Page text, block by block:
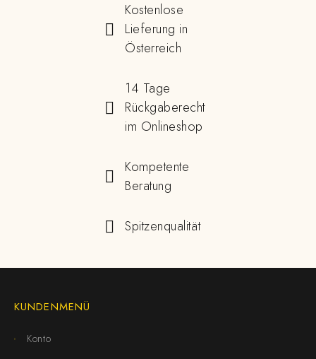
Kostenlose
Lieferung in
Österreich
14 Tage
Rückgaberecht
im Onlineshop
Kompetente
Beratung
Spitzenqualität
KUNDENMENÜ
Konto